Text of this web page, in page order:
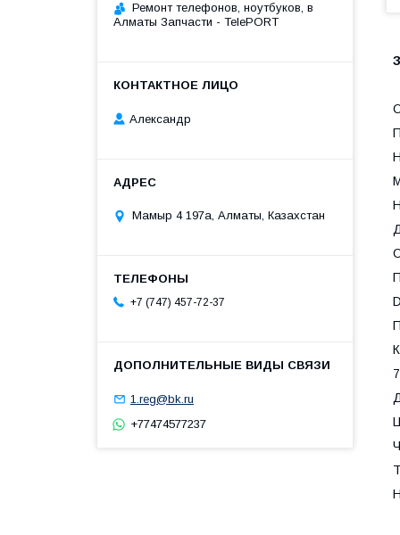
Ремонт телефонов, ноутбуков, в
Алматы Запчасти - TelePORT
Александр
Мамыр 4 197а, Алматы, Казахстан
+7 (747) 457-72-37
1.reg@bk.ru
+77474577237